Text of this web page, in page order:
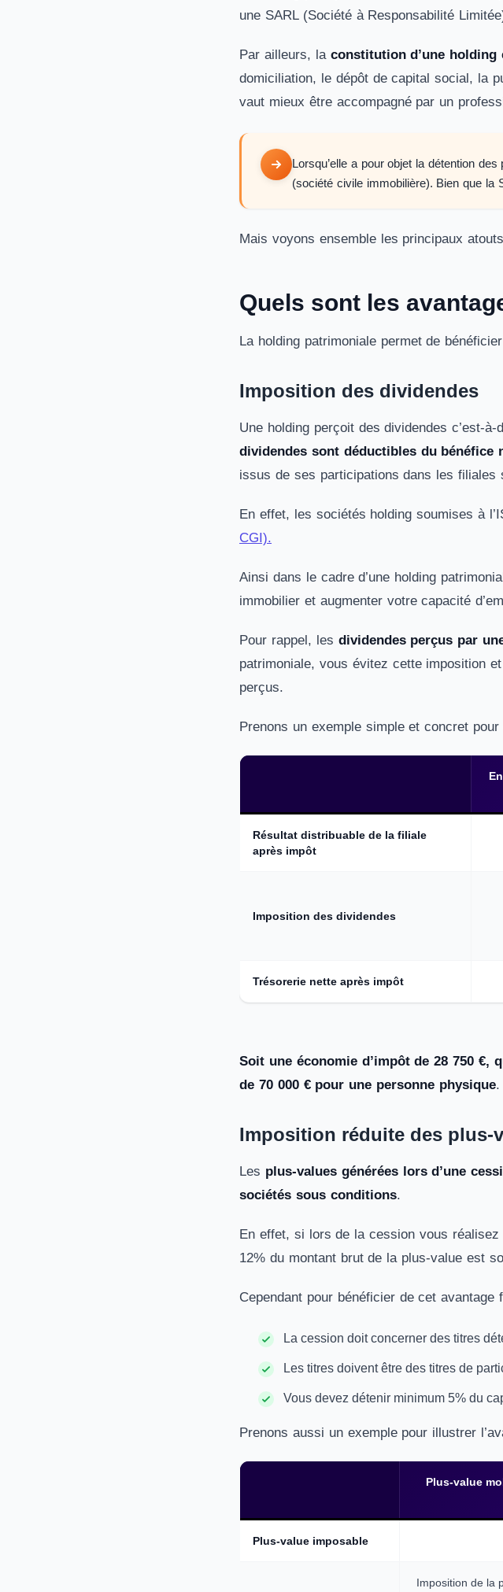
une SARL (Société à Responsabilité
Par ailleurs, la constitution d’une holding
domiciliation, le dépôt de capital social, la
vaut mieux être accompagné par un
Lorsqu’elle a pour objet la détention
(société civile immobilière). Bien que la
Mais voyons ensemble les principaux
Quels sont les
La holding patrimoniale permet de
Imposition des dividendes
Une holding perçoit des dividendes c’est-
dividendes sont déductibles du bénéfice
issus de ses participations dans les filiales
En effet, les sociétés holding soumises à
CGI).
Ainsi dans le cadre d’une holding
immobilier et augmenter votre capacité
Pour rappel, les dividendes perçus par
patrimoniale, vous évitez cette imposition
perçus.
Prenons un exemple simple et concret
Résultat distribuable de la filiale
après impôt
Imposition des dividendes
Trésorerie nette après impôt
Soit une économie d’impôt de 28 750 €,
de 70 000 € pour une personne physique.
Imposition réduite des plus-
Les plus-values générées lors d’une
sociétés sous conditions.
En effet, si lors de la cession vous réalisez
12% du montant brut de la plus-value est
Cependant pour bénéficier de cet
La cession doit concerner des titres
Les titres doivent être des titres de
Vous devez détenir minimum 5% du
Prenons aussi un exemple pour illustrer
Plus-value
Plus-value imposable
Imposition de la